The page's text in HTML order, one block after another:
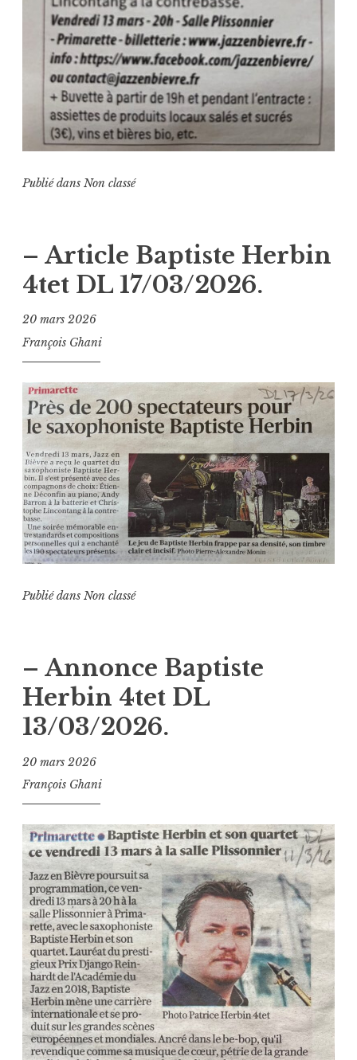
Publié dans Non classé
– Article Baptiste Herbin
4tet DL 17/03/2026.
20 mars 2026
François Ghani
Publié dans Non classé
– Annonce Baptiste
Herbin 4tet DL
13/03/2026.
20 mars 2026
François Ghani